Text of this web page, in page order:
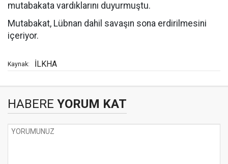
mutabakata vardıklarını duyurmuştu.
Mutabakat, Lübnan dahil savaşın sona erdirilmesini
içeriyor.
Kaynak: İLKHA
HABERE YORUM KAT